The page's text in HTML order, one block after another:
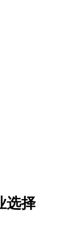
选择